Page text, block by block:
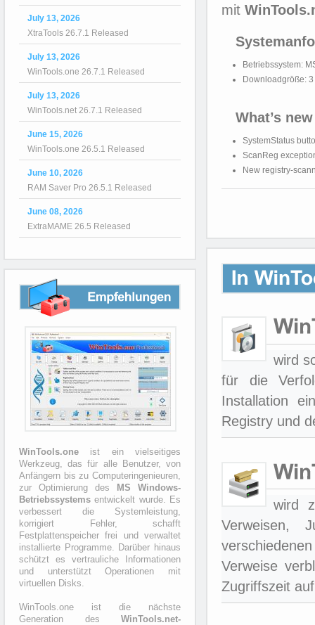
mit
Betriebssystem:
Downloadgröße: 3
What’s
SystemStatus
ScanReg
New
wird
für die
Installation
Registry und
wird
Verweisen,
Verweise
Zugriffszeit
July 13, 2026
XtraTools 26.7.1 Released
July 13, 2026
WinTools.one 26.7.1 Released
July 13, 2026
WinTools.net 26.7.1 Released
June 15, 2026
WinTools.one 26.5.1 Released
June 10, 2026
RAM Saver Pro 26.5.1 Released
June 08, 2026
ExtraMAME 26.5 Released
WinTools.one ist ein vielseitiges
Werkzeug, das für alle Benutzer, von
Anfängern bis zu Computeringenieuren,
zur Optimierung des
MS Windows-
Betriebssystems entwickelt wurde. Es
verbessert die Systemleistung,
korrigiert Fehler, schafft
Festplattenspeicher frei und verwaltet
installierte Programme. Darüber hinaus
schützt es vertrauliche Informationen
und unterstützt Operationen mit
virtuellen Disks.
WinTools.one ist die nächste
Generation des WinTools.net-